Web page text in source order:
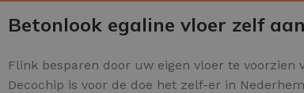
Betonlook egaline vloer zelf
Flink besparen door uw eigen vloer te voorzien
Decochip is voor de doe het zelf-er in